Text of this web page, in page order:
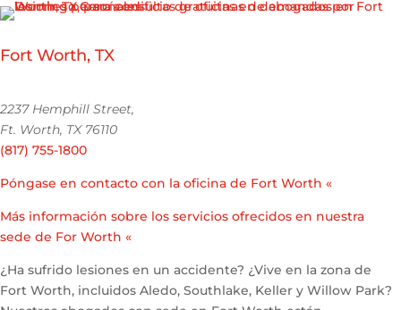
Fort Worth, TX
2237 Hemphill Street,
Ft. Worth, TX 76110
(817) 755-1800
Póngase en contacto con la oficina de Fort Worth «
Más información sobre los servicios ofrecidos en nuestra
sede de For Worth «
¿Ha sufrido lesiones en un accidente? ¿Vive en la zona de
Fort Worth, incluidos Aledo, Southlake, Keller y Willow Park?